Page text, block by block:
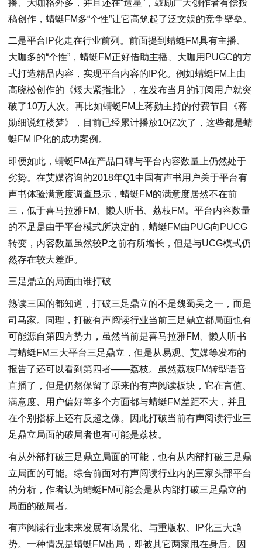
播、大咖格外多，并且还在“造星”，鼓励广大创作者有偿投
稿创作，蜻蜓FM多“个性”让它高筑起了泛文娱的竞争壁垒。
二是平台IP化走在行业前列。前面提到蜻蜓FM具有主播、
大咖多的“个性”，蜻蜓FM正好借助主播、大咖用PUGC的方
式打造精品内容，实现平台内容的IP化。例如蜻蜓FM上由
高晓松创作的《矮大紧指北》，在发布当月的订阅用户就突
破了10万人次。再比如蜻蜓FM上蒋勋主持的付费节目《蒋
勋细说红楼梦》，目前已经累计播放10亿次了，这些都是蜻
蜓FM IP化的成功案例。
即便如此，蜻蜓FM在产品口碑与平台内容数量上仍然处于
劣势。在艾媒咨询的2018年Q1中国有声书用户关于平台有
声书体验满意度调查显示，蜻蜓FM的满意度居然不在前
三，低于喜马拉雅FM、懒人听书、荔枝FM。平台内容数量
的不足是由于平台模式所决定的，蜻蜓FM由PUG向PUCG
转变，内容数量虽然较P之前有所增长，但是与UCG模式仍
然存在较大差距。
三足鼎立的局面由谁打破
熟读三国的都知道，打破三足鼎立的不是魏蜀吴之一，而是
司马家。同理，打破有声阅读行业当前三足鼎立都局面也有
可能源自第四方势力，虽然当前是喜马拉雅FM、懒人听书
与蜻蜓FM三大平台三足鼎立，但是从易观、艾媒等发布的
报告了还可以看到第四者——荔枝。虽然荔枝FM转型语音
直播了，但是仍然保留了原来的有声阅读板块，它在言值、
满意度、用户偏好等多个方面都与蜻蜓FM差距不大，并且
在个别指标上还有反超之像。因此打破当前有声阅读行业三
足鼎立局面的破局者也有可能是荔枝。
有从外部打破三足鼎立局面的可能，也有从内部打破三足鼎
立局面的可能。综合前面对有声阅读行业内的三家头部平台
的分析，作者认为蜻蜓FM可能会是从内部打破三足鼎立的
局面的破局者。
有声阅读行业未来发展有场景化、与重版权、IP化三大趋
势。一种情况是蜻蜓FM出局，即被其它两家甩在身后。因